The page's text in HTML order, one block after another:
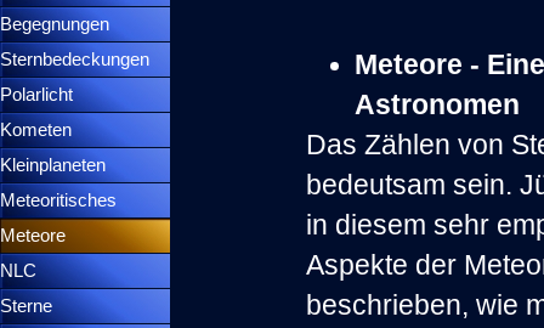
Begegnungen
Sternbedeckungen
Polarlicht
Kometen
Kleinplaneten
Meteoritisches
Meteore
NLC
Sterne
Meteore -
Astronomen
Das Zählen von
bedeutsam sein.
in diesem sehr
Aspekte der
beschrieben, wie